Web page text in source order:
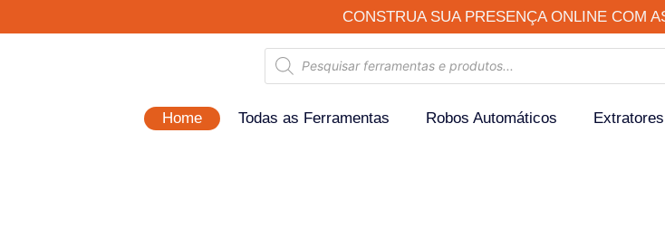
CONSTRUA SUA PRESENÇA ONLINE COM
Home Todas as Ferramentas Robos Automáticos Extratores